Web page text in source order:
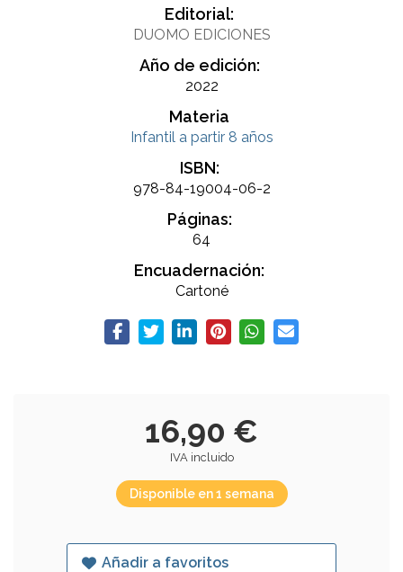
Editorial:
DUOMO EDICIONES
Año de edición:
2022
Materia
Infantil a partir 8 años
ISBN:
978-84-19004-06-2
Páginas:
64
Encuadernación:
Cartoné
16,90 €
IVA incluido
Disponible en 1 semana
Añadir a favoritos